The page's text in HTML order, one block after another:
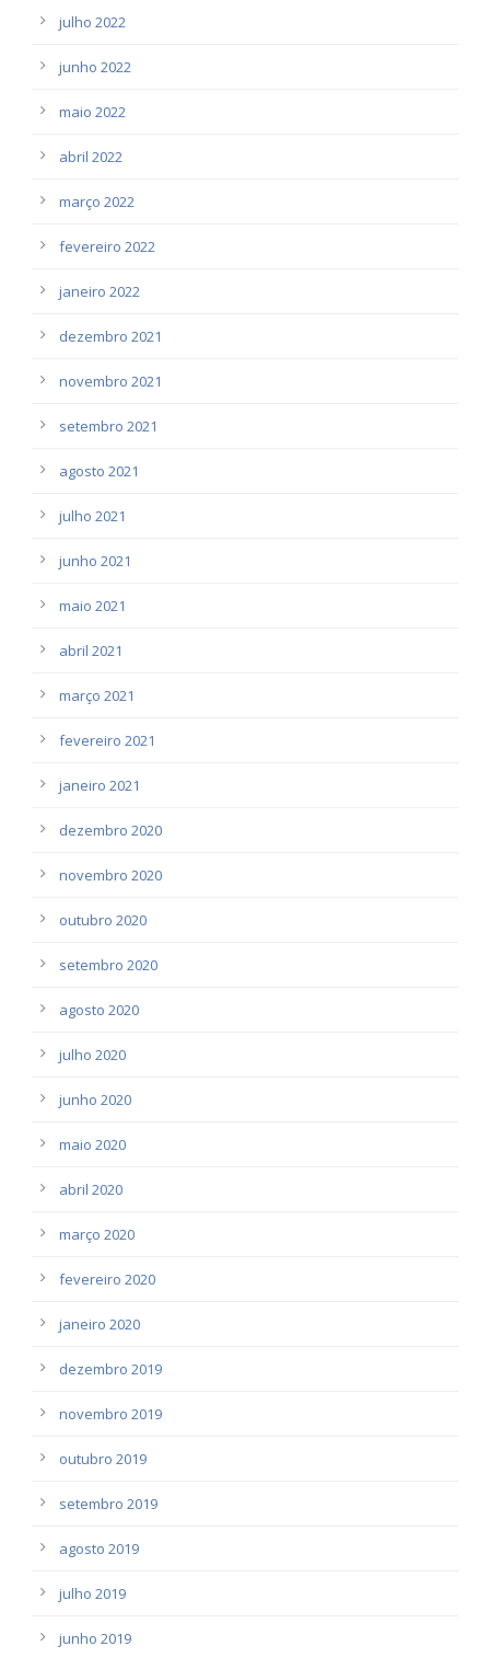
julho 2022
junho 2022
maio 2022
abril 2022
março 2022
fevereiro 2022
janeiro 2022
dezembro 2021
novembro 2021
setembro 2021
agosto 2021
julho 2021
junho 2021
maio 2021
abril 2021
março 2021
fevereiro 2021
janeiro 2021
dezembro 2020
novembro 2020
outubro 2020
setembro 2020
agosto 2020
julho 2020
junho 2020
maio 2020
abril 2020
março 2020
fevereiro 2020
janeiro 2020
dezembro 2019
novembro 2019
outubro 2019
setembro 2019
agosto 2019
julho 2019
junho 2019